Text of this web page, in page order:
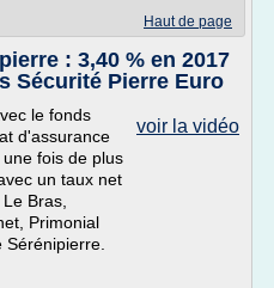
Haut de page
: 3,40 % en 2017
Sécurité Pierre Euro
voir la vidéo
le fonds
d'assurance
fois de plus
un taux net
Bras,
Primonial